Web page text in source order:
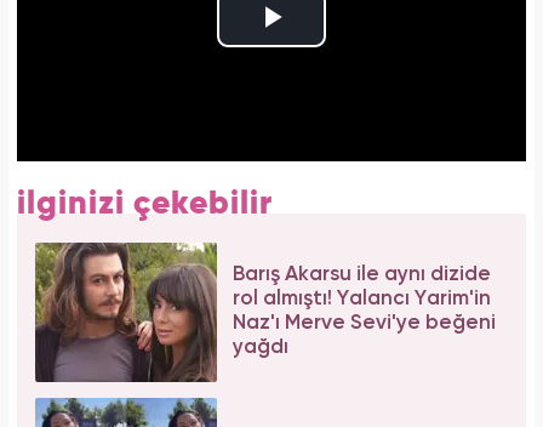
ilginizi çekebilir
Barış Akarsu ile aynı dizide
rol almıştı! Yalancı Yarim'in
Naz'ı Merve Sevi'ye beğeni
yağdı